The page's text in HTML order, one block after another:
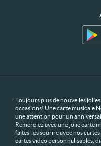
Toujours plus de nouvelles
occasions! Une carte musicale
une attention pour un
Remerciez avec une jolie carte
faites-les sourire avec nos
cartes video personnalisables,